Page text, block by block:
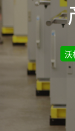
格
精
沃